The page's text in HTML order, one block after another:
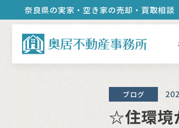
奈良県の実家・空き家の売却・買取相談
ブログ
☆住環境